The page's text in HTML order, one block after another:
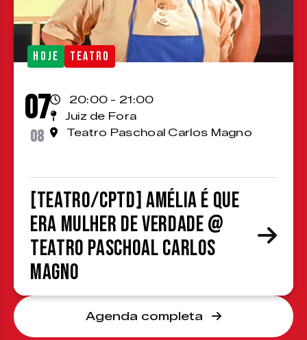
HOJE TEATRO
07
08
20:00 - 21:00
Juiz de Fora
Teatro Paschoal Carlos Magno
[TEATRO/CPTD] Amélia é que
era mulher de verdade @
Teatro Paschoal Carlos
Magno
Agenda completa